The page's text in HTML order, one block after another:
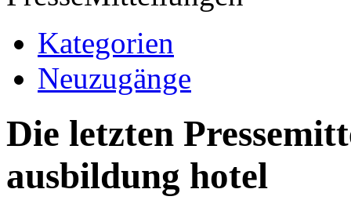
Kategorien
Neuzugänge
Die letzten
ausbildung hotel